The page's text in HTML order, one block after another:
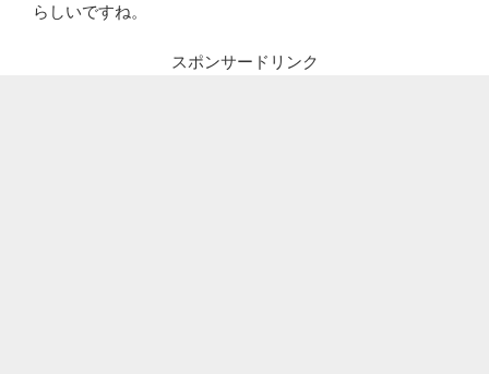
らしいですね。
スポンサードリンク